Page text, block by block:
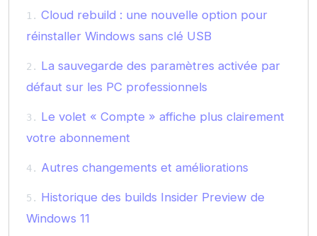
Cloud rebuild : une nouvelle option pour
réinstaller Windows sans clé USB
La sauvegarde des paramètres activée par
défaut sur les PC professionnels
Le volet « Compte » affiche plus clairement
votre abonnement
Autres changements et améliorations
Historique des builds Insider Preview de
Windows 11